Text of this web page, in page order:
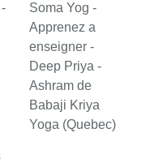
Soma Yog -
Apprenez a
enseigner -
Deep Priya -
Ashram de
Babaji Kriya
Yoga (Quebec)